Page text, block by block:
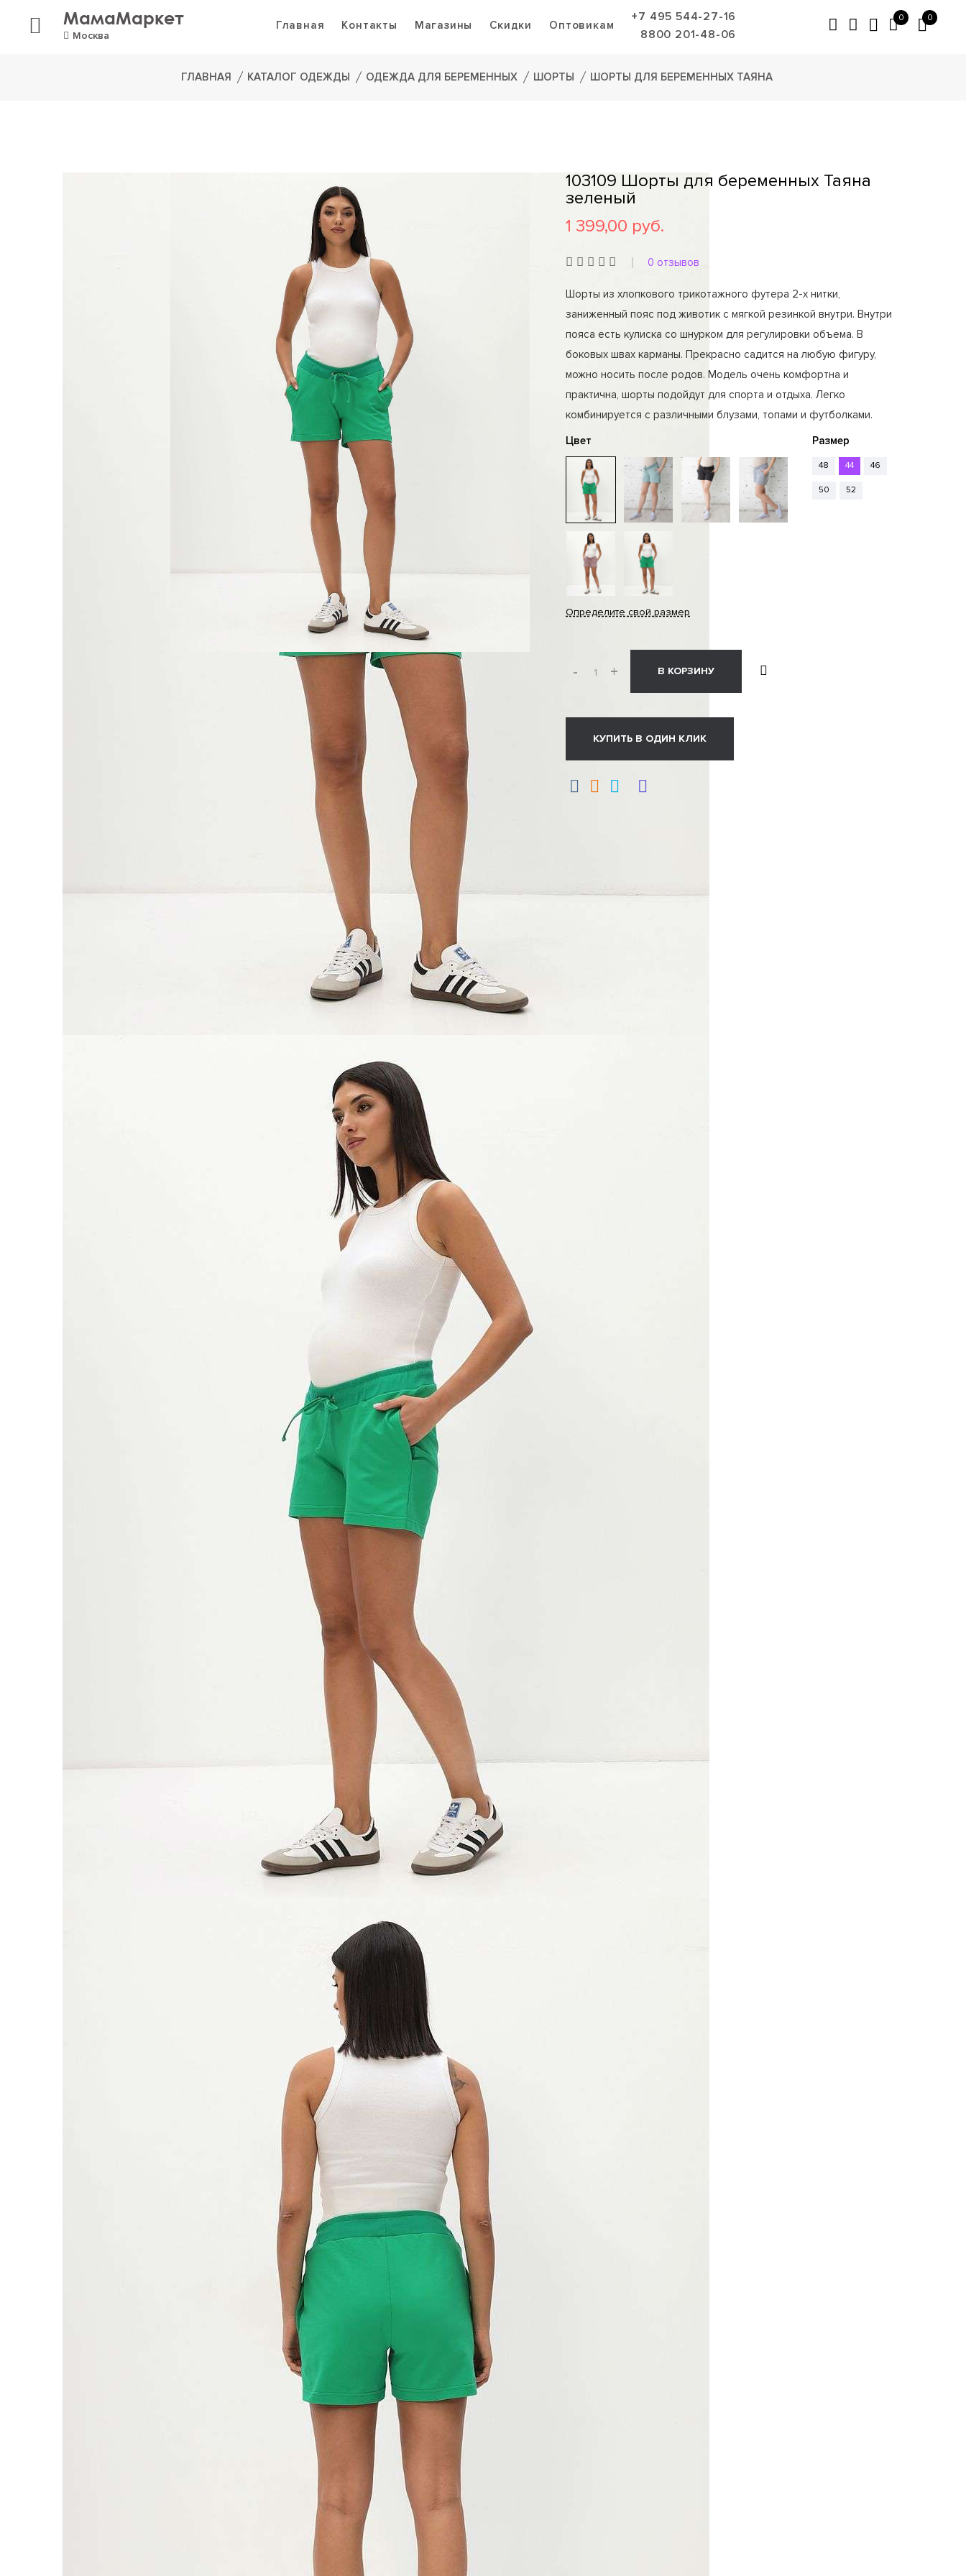
МамаМаркет
Москва
Главная Контакты Магазины Скидки Оптовикам
+7 495 544-27-16
8800 201-48-06
0 0
ГЛАВНАЯ КАТАЛОГ ОДЕЖДЫ ОДЕЖДА ДЛЯ БЕРЕМЕННЫХ ШОРТЫ ШОРТЫ ДЛЯ БЕРЕМЕННЫХ ТАЯНА
103109 Шорты для беременных Таяна
зеленый
1 399,00 руб.
0 отзывов
Шорты из хлопкового трикотажного футера 2-х нитки,
заниженный пояс под животик с мягкой резинкой внутри. Внутри
пояса есть кулиска со шнурком для регулировки объема. В
боковых швах карманы. Прекрасно садится на любую фигуру,
можно носить после родов. Модель очень комфортна и
практична, шорты подойдут для спорта и отдыха. Легко
комбинируется с различными блузами, топами и футболками.
Цвет
Размер
48 44 46
50 52
Определите свой размер
- + В КОРЗИНУ
КУПИТЬ В ОДИН КЛИК